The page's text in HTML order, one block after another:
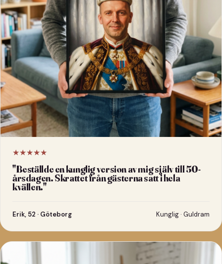
★★★★★
"Beställde en kunglig version av mig själv till 50-
årsdagen. Skrattet från gästerna satt i hela
kvällen."
Erik, 52 · Göteborg Kunglig · Guldram